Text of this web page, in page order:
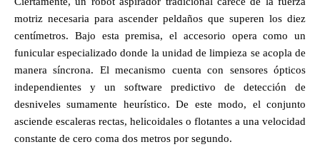
motriz necesaria para ascender peldaños que superen los diez
centímetros. Bajo esta premisa, el accesorio opera como un
funicular especializado donde la unidad de limpieza se acopla de
manera síncrona. El mecanismo cuenta con sensores ópticos
independientes y un software predictivo de detección de
desniveles sumamente heurístico. De este modo, el conjunto
asciende escaleras rectas, helicoidales o flotantes a una velocidad
constante de cero coma dos metros por segundo.